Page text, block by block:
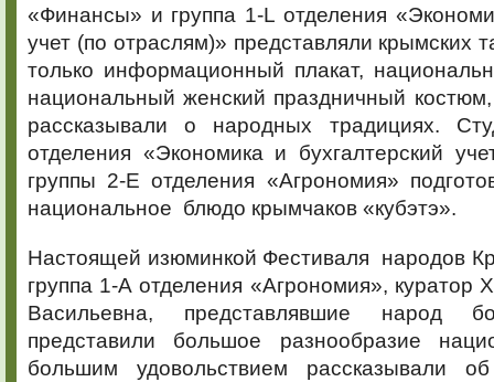
«Финансы» и группа 1-L отделения
учет (по отраслям)» представляли крымских
только информационный плакат,
национальный женский праздничный
рассказывали о народных традициях.
отделения «Экономика и бухгалтерский
группы 2-Е отделения «Агрономия»
национальное блюдо крымчаков «кубэтэ».
Настоящей изюминкой Фестиваля народов
группа 1-А отделения «Агрономия», куратор
Васильевна, представлявшие народ
представили большое разнообразие
большим удовольствием рассказывали